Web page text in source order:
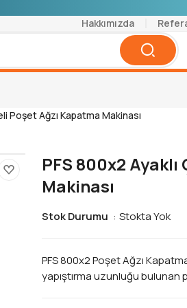
Hakkımızda
Poşet Ağzı Kapatma Makinası
PFS 800x2
Makinası
Stok Durumu Stokta Yok
PFS 800x2 Poşet Ağzı
yapıştırma uzunluğu bulunan